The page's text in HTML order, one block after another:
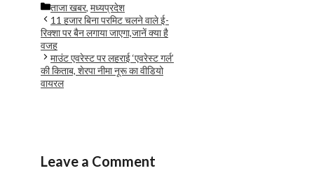
Categories
ताजा खबर, मध्यप्रदेश
11 हजार बिना परमिट चलने वाले ई-
रिक्शा पर बैन लगाया जाएगा,जानें क्या है
वजह
माउंट एवरेस्ट पर लहराई ‘एवरेस्ट गर्ल’
की किताब, शेरपा नीमा नूरू का वीडियो
वायरल
Leave a Comment